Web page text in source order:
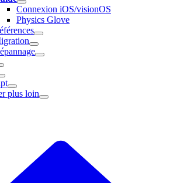
Connexion iOS/visionOS
Physics Glove
plus loin